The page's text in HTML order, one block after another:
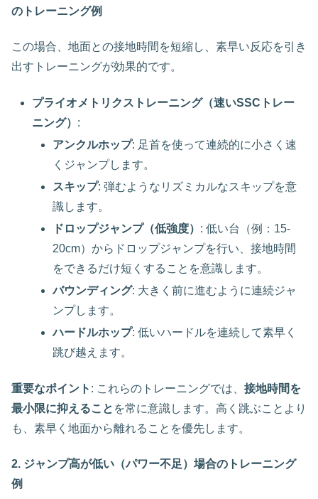
のトレーニング例
この場合、地面との接地時間を短縮し、素早い反応を引き
出すトレーニングが効果的です。
プライオメトリクストレーニング（速いSSCトレー
ニング） :
アンクルホップ: 足首を使って連続的に小さく速
くジャンプします。
スキップ: 弾むようなリズミカルなスキップを意
識します。
ドロップジャンプ（低強度） : 低い台（例：15-
20cm）からドロップジャンプを行い、接地時間
をできるだけ短くすることを意識します。
バウンディング: 大きく前に進むように連続ジャ
ンプします。
ハードルホップ: 低いハードルを連続して素早く
跳び越えます。
重要なポイント : これらのトレーニングでは、 接地時間を
最小限に抑えること を常に意識します。高く跳ぶことより
も、素早く地面から離れることを優先します。
2. ジャンプ高が低い（パワー不足）場合のトレーニング
例